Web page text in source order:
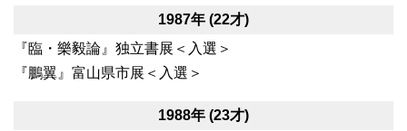
1987年 (22才)
『臨・樂毅論』独立書展＜入選＞
『鵬翼』富山県市展＜入選＞
1988年 (23才)